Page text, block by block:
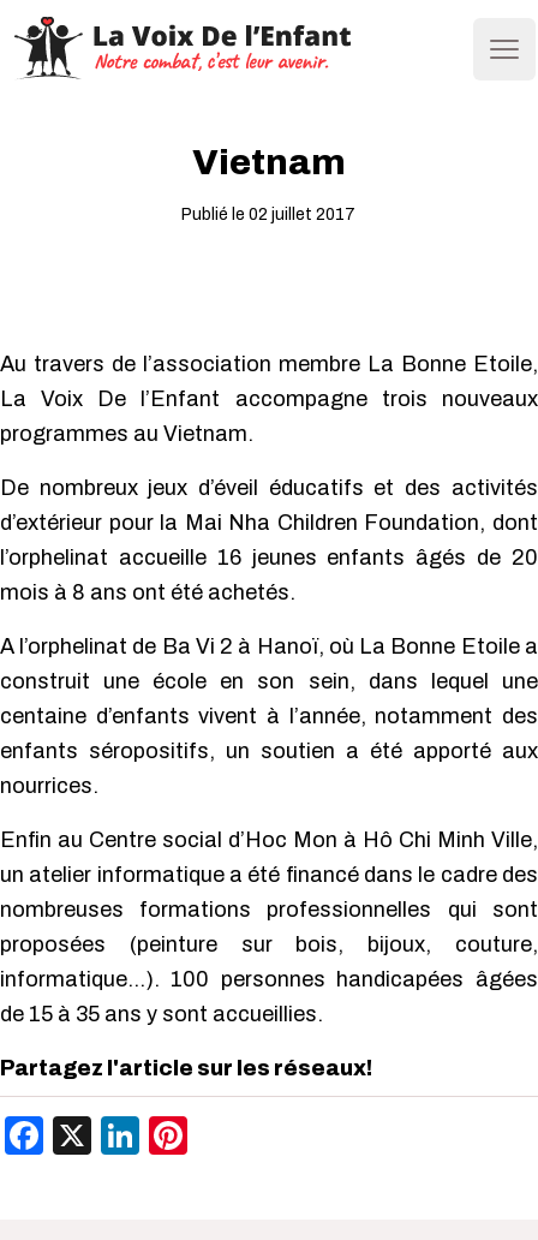
Vietnam
Publié le 02 juillet 2017
Au travers de l’association membre La Bonne Etoile,
La Voix De l’Enfant accompagne trois nouveaux
programmes au Vietnam.
De nombreux jeux d’éveil éducatifs et des activités
d’extérieur pour la Mai Nha Children Foundation, dont
l’orphelinat accueille 16 jeunes enfants âgés de 20
mois à 8 ans ont été achetés.
A l’orphelinat de Ba Vi 2 à Hanoï, où La Bonne Etoile a
construit une école en son sein, dans lequel une
centaine d’enfants vivent à l’année, notamment des
enfants séropositifs, un soutien a été apporté aux
nourrices.
Enfin au Centre social d’Hoc Mon à Hô Chi Minh Ville,
un atelier informatique a été financé dans le cadre des
nombreuses formations professionnelles qui sont
proposées (peinture sur bois, bijoux, couture,
informatique…). 100 personnes handicapées âgées
de 15 à 35 ans y sont accueillies.
Partagez l'article sur les réseaux!
Facebook
X LinkedIn